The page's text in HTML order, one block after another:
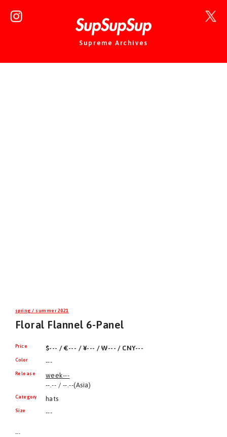
Supreme Archives
spring / summer 2021
Floral Flannel 6-Panel
Price $--- / €--- / ¥--- / ₩--- / CNY---
Color ---
Release
week---
--.-- / --.--(Asia)
Category hats
Size ---
---